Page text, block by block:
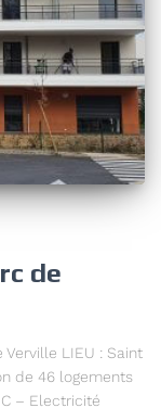
de
Verville LIEU : Saint
de 46 logements
– Electricité